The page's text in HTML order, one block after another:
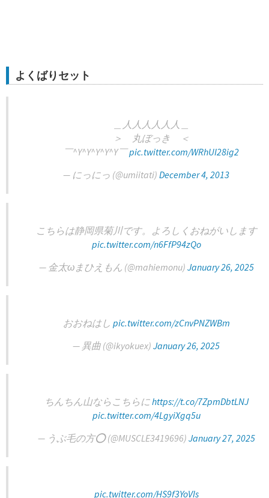
よくばりセット
＿人人人人人人＿
＞ 丸ぼっき ＜
￣^Y^Y^Y^Y^Y￣pic.twitter.com/WRhUI28ig2
— にっにっ (@umiitati) December 4, 2013
こちらは静岡県菊川です。よろしくおねがいします
pic.twitter.com/n6FfP94zQo
— 金太ωまひえもん (@mahiemonu) January 26, 2025
おおねはし pic.twitter.com/zCnvPNZWBm
— 異曲 (@ikyokuex) January 26, 2025
ちんちん山ならこちらにhttps://t.co/7ZpmDbtLNJ
pic.twitter.com/4LgyiXgq5u
— うぶ毛の方⭕️ (@MUSCLE3419696) January 27, 2025
pic.twitter.com/HS9f3YoVIs